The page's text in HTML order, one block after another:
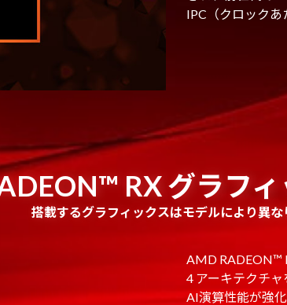
IPC（クロック
RX グラフ
搭載するグラフィックスはモデルにより異な
AMD RADEON™
4 アーキテクチ
AI演算性能が強